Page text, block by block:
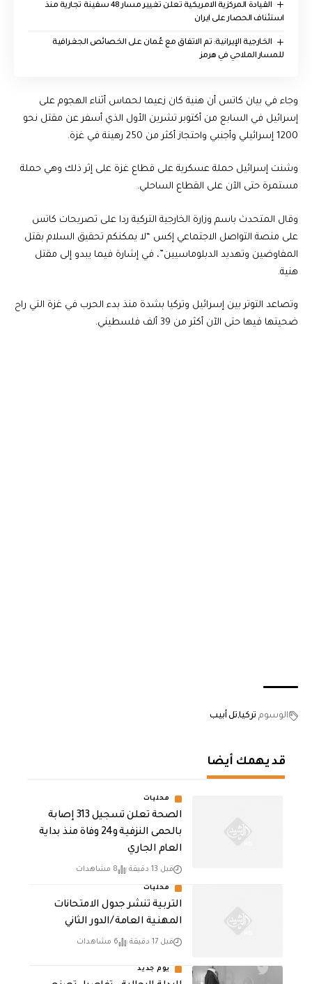
القيادة المركزية الامريكية تعلن تغيير مسار 48 سفينة تجارية منذ
استئناف الحصار على ايران
‏الخارجية الإيرانية: تم الاتفاق مع عُمان على الخصائص الجغرافية
للمسار الملاحي في هرمز
وجاء في بيان كاتس أن هنية كان زعيما لحماس أثناء الهجوم على
إسرائيل في السابع من أكتوبر تشرين الأول الذي أسفر عن مقتل نحو
1200 إسرائيلي وأجنبي واحتجاز أكثر من 250 رهينة في غزة.
وشنت إسرائيل حملة عسكرية على قطاع غزة على إثر ذلك وهي حملة
مستمرة حتى الآن على القطاع الساحلي.
وقال المتحدث باسم وزارة الخارجية التركية ردا على تصريحات كاتس
على منصة التواصل الاجتماعي إكس “لا يمكنكم تحقيق السلام بقتل
المفاوضين وتهديد الدبلوماسيين”، في إشارة فيما يبدو إلى مقتل
هنية.
وتصاعد التوتر بين إسرائيل وتركيا بشدة منذ بدء الحرب في غزة التي راح
ضحيتها فيها حتى الآن أكثر من 39 ألف فلسطيني.
الوسوم تركيا تل أبيب
قد يهمك أيضا
محليات
الصحة تعلن تسجيل 313 إصابة
بالحمى النزفية و24 وفاة منذ بداية
العام الجاري
قبل 13 دقيقة 8 مشاهدات
محليات
التربية تنشر جدول الامتحانات
المهنية العامة /الدور الثاني
قبل 17 دقيقة 6 مشاهدات
يوم جديد